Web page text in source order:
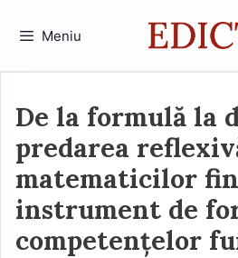
Meniu
De la formulă la
predarea
matematicilor
instrument de
competențelor